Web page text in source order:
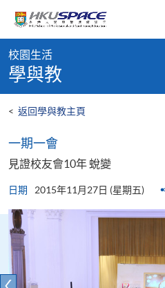
content
content
start
校園生活
學與教
< 返回學與教主頁
一期一會
見證校友會10年 蛻變
日期 2015年11月27日 (星期五)